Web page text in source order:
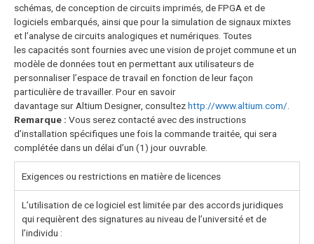
schémas, de conception de circuits imprimés, de FPGA et de
logiciels embarqués, ainsi que pour la simulation de signaux mixtes
et l’analyse de circuits analogiques et numériques. Toutes
les capacités sont fournies avec une vision de projet commune et un
modèle de données tout en permettant aux utilisateurs de
personnaliser l’espace de travail en fonction de leur façon
particulière de travailler. Pour en savoir
davantage sur Altium Designer, consultezhttp://www.altium.com/
Remarque : Vous serez contacté avec des instructions
d’installation spécifiques une fois la commande traitée, qui sera
complétée dans un délai d’un (1) jour ouvrable.
Exigences ou restrictions en matière de licences
L’utilisation de ce logiciel est limitée par des accords juridiques
qui requièrent des signatures au niveau de l’université et de
l’individu :